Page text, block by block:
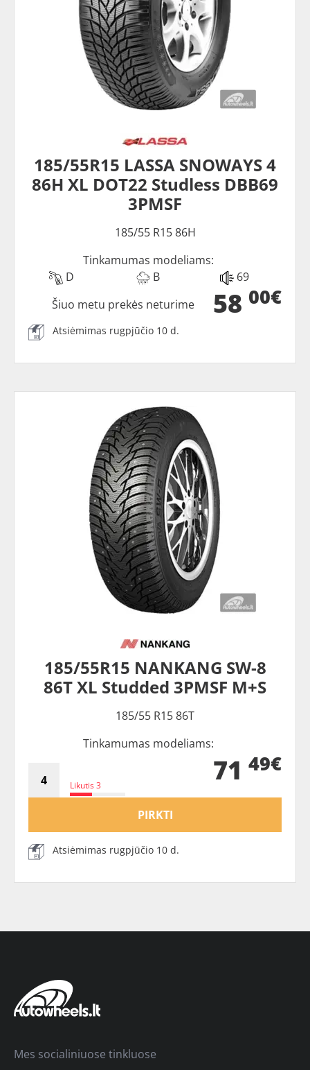
185/55R15 LASSA SNOWAYS 4
86H XL DOT22 Studless DBB69
3PMSF
185/55 R15 86H
Tinkamumas modeliams:
D
B 69
58 00€
Šiuo metu prekės neturime
Atsiėmimas rugpjūčio 10 d.
185/55R15 NANKANG SW-8
86T XL Studded 3PMSF M+S
185/55 R15 86T
Tinkamumas modeliams:
Likutis 3 71 49€
PIRKTI
Atsiėmimas rugpjūčio 10 d.
Mes socialiniuose tinkluose